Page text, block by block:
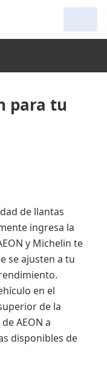
para tu
de llantas
ingresa la
y Michelin te
se ajusten a tu
en el
de la
AEON a
disponibles de